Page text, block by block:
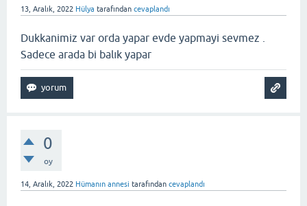
13, Aralık, 2022 Hülya tarafından cevaplandı
Dukkanimiz var orda yapar evde yapmayi sevmez .
Sadece arada bi balık yapar
0
oy
14, Aralık, 2022 Hümanın annesi tarafından cevaplandı